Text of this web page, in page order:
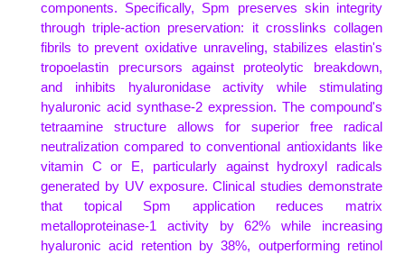
components. Specifically, Spm preserves skin integrity
through triple-action preservation: it crosslinks collagen
fibrils to prevent oxidative unraveling, stabilizes elastin's
tropoelastin precursors against proteolytic breakdown,
and inhibits hyaluronidase activity while stimulating
hyaluronic acid synthase-2 expression. The compound's
tetraamine structure allows for superior free radical
neutralization compared to conventional antioxidants like
vitamin C or E, particularly against hydroxyl radicals
generated by UV exposure. Clinical studies demonstrate
that topical Spm application reduces matrix
metalloproteinase-1 activity by 62% while increasing
hyaluronic acid retention by 38%, outperforming retinol